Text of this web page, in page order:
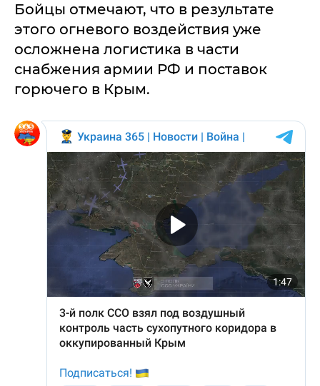
Бойцы отмечают, что в результате
этого огневого воздействия уже
осложнена логистика в части
снабжения армии РФ и поставок
горючего в Крым.